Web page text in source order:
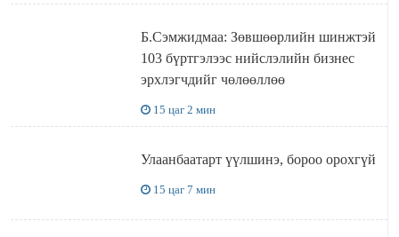
Б.Сэмжидмаа: Зөвшөөрлийн шинжтэй
103 бүртгэлээс нийслэлийн бизнес
эрхлэгчдийг чөлөөллөө
15 цаг 2 мин
Улаанбаатарт үүлшинэ, бороо орохгүй
15 цаг 7 мин